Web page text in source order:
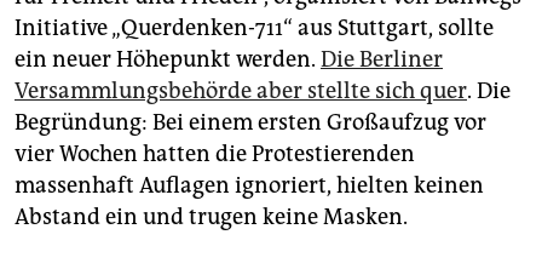
Initiative „Querdenken-711“ aus Stuttgart, sollte
ein neuer Höhepunkt werden. Die Berliner
Versammlungsbehörde aber stellte sich quer. Die
Begründung: Bei einem ersten Großaufzug vor
vier Wochen hatten die Protestierenden
massenhaft Auflagen ignoriert, hielten keinen
Abstand ein und trugen keine Masken.